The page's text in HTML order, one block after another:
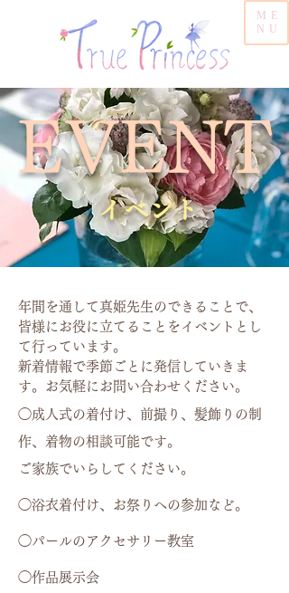
ME
NU
​EVENT
​イベント
年間を通して真姫先生のできることで、
皆様にお役に立てることをイベントとし
て行っています。
新着情報で季節ごとに発信していきま
す。お気軽にお問い合わせください。
◯成人式の着付け、前撮り、髪飾りの制
作、着物の相談可能です。
ご家族でいらしてください。
◯浴衣着付け、お祭りへの参加など。
◯パールのアクセサリー教室
◯作品展示会